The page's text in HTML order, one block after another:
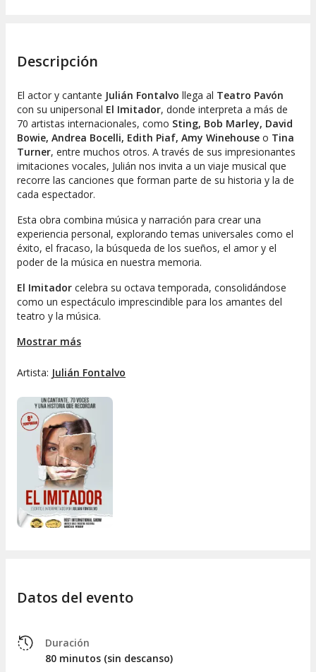
Descripción
El actor y cantante Julián Fontalvo llega al Teatro Pavón
con su unipersonal El Imitador, donde interpreta a más de
70 artistas internacionales, como Sting, Bob Marley, David
Bowie, Andrea Bocelli, Edith Piaf, Amy Winehouse o Tina
Turner, entre muchos otros. A través de sus impresionantes
imitaciones vocales, Julián nos invita a un viaje musical que
recorre las canciones que forman parte de su historia y la de
cada espectador.
Esta obra combina música y narración para crear una
experiencia personal, explorando temas universales como el
éxito, el fracaso, la búsqueda de los sueños, el amor y el
poder de la música en nuestra memoria.
El Imitador celebra su octava temporada, consolidándose
como un espectáculo imprescindible para los amantes del
teatro y la música.
Mostrar más
Artista: Julián Fontalvo
Datos del evento
Duración
80 minutos (sin descanso)